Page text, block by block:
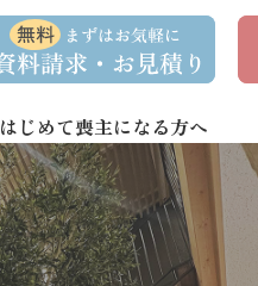
事
談
はじめて喪主になる方へ